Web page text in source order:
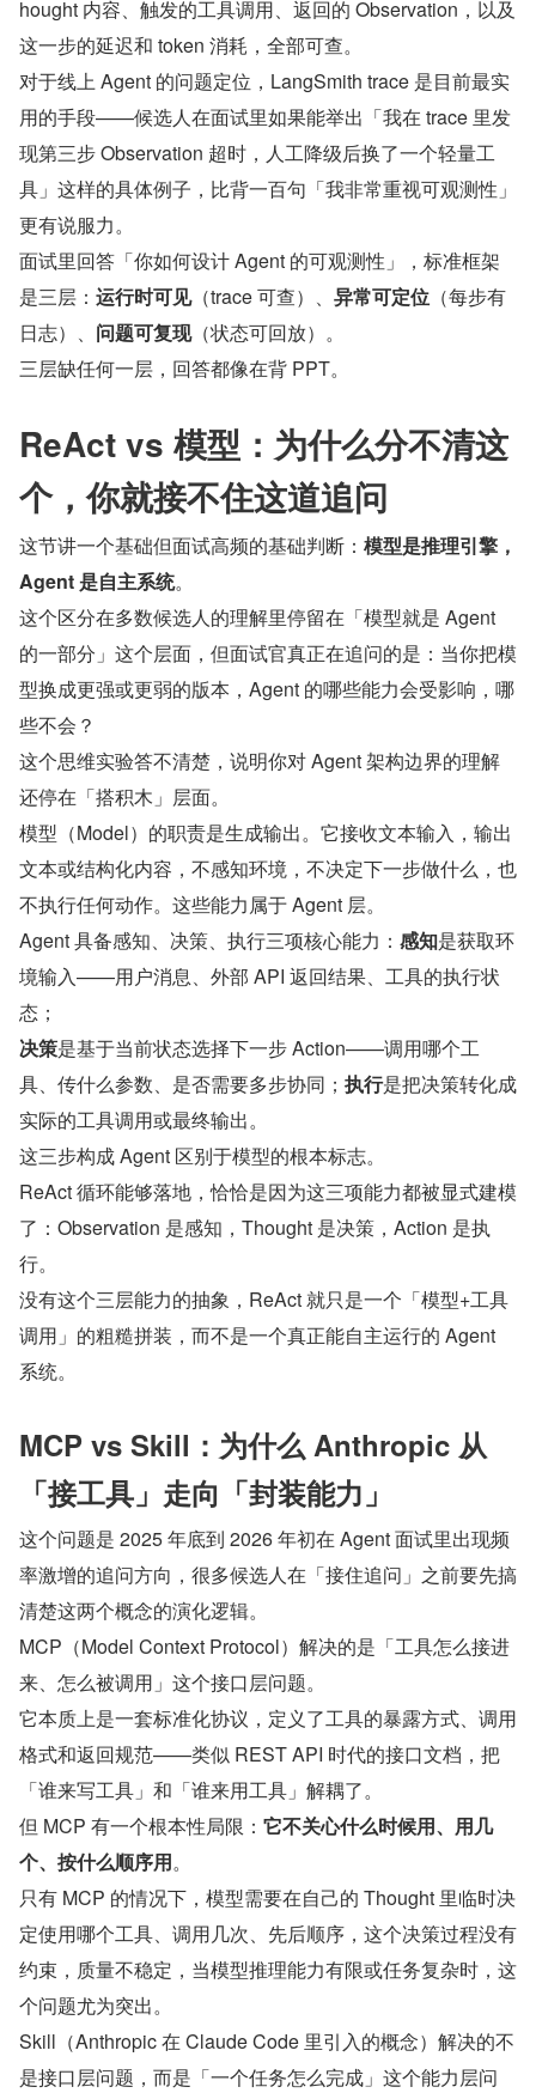
hought 内容、触发的工具调用、返回的 Observation，以及
这一步的延迟和 token 消耗，全部可查。
对于线上 Agent 的问题定位，LangSmith trace 是目前最实
用的手段——候选人在面试里如果能举出「我在 trace 里发
现第三步 Observation 超时，人工降级后换了一个轻量工
具」这样的具体例子，比背一百句「我非常重视可观测性」
更有说服力。
面试里回答「你如何设计 Agent 的可观测性」，标准框架
是三层： 运行时可见（trace 可查）、 异常可定位 （每步有
日志）、 问题可复现（状态可回放）。
三层缺任何一层，回答都像在背 PPT。
ReAct vs 模型：为什么分不清这
个，你就接不住这道追问
这节讲一个基础但面试高频的基础判断： 模型是推理引擎，
Agent 是自主系统。
这个区分在多数候选人的理解里停留在「模型就是 Agent
的一部分」这个层面，但面试官真正在追问的是：当你把模
型换成更强或更弱的版本，Agent 的哪些能力会受影响，哪
些不会？
这个思维实验答不清楚，说明你对 Agent 架构边界的理解
还停在「搭积木」层面。
模型（Model）的职责是生成输出。它接收文本输入，输出
文本或结构化内容，不感知环境，不决定下一步做什么，也
不执行任何动作。这些能力属于 Agent 层。
Agent 具备感知、决策、执行三项核心能力： 感知是获取环
境输入——用户消息、外部 API 返回结果、工具的执行状
态；
决策是基于当前状态选择下一步 Action——调用哪个工
具、传什么参数、是否需要多步协同； 执行是把决策转化成
实际的工具调用或最终输出。
这三步构成 Agent 区别于模型的根本标志。
ReAct 循环能够落地，恰恰是因为这三项能力都被显式建模
了：Observation 是感知，Thought 是决策，Action 是执
行。
没有这个三层能力的抽象，ReAct 就只是一个「模型+工具
调用」的粗糙拼装，而不是一个真正能自主运行的 Agent
系统。
MCP vs Skill：为什么 Anthropic 从
「接工具」走向「封装能力」
这个问题是 2025 年底到 2026 年初在 Agent 面试里出现频
率激增的追问方向，很多候选人在「接住追问」之前要先搞
清楚这两个概念的演化逻辑。
MCP（Model Context Protocol）解决的是「工具怎么接进
来、怎么被调用」这个接口层问题。
它本质上是一套标准化协议，定义了工具的暴露方式、调用
格式和返回规范——类似 REST API 时代的接口文档，把
「谁来写工具」和「谁来用工具」解耦了。
但 MCP 有一个根本性局限： 它不关心什么时候用、用几
个、按什么顺序用。
只有 MCP 的情况下，模型需要在自己的 Thought 里临时决
定使用哪个工具、调用几次、先后顺序，这个决策过程没有
约束，质量不稳定，当模型推理能力有限或任务复杂时，这
个问题尤为突出。
Skill（Anthropic 在 Claude Code 里引入的概念）解决的不
是接口层问题，而是「一个任务怎么完成」这个能力层问